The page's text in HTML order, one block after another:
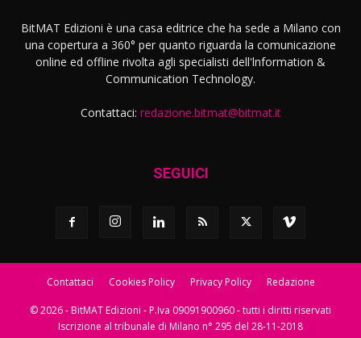
BitMAT Edizioni è una casa editrice che ha sede a Milano con
una copertura a 360° per quanto riguarda la comunicazione
online ed offline rivolta agli specialisti dell'lnformation &
Communication Technology.
Contattaci: redazione.bitmat@bitmat.it
SEGUICI
Contattaci Cookies Policy Privacy Policy Redazione
© 2026 - BitMAT Edizioni - P.Iva 09091900960 - tutti i diritti riservati
Iscrizione al tribunale di Milano n° 295 del 28-11-2018